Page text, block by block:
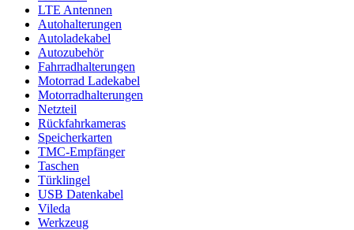
LTE Antennen
Autohalterungen
Autoladekabel
Autozubehör
Fahrradhalterungen
Motorrad Ladekabel
Motorradhalterungen
Netzteil
Rückfahrkameras
Speicherkarten
TMC-Empfänger
Taschen
Türklingel
USB Datenkabel
Vileda
Werkzeug